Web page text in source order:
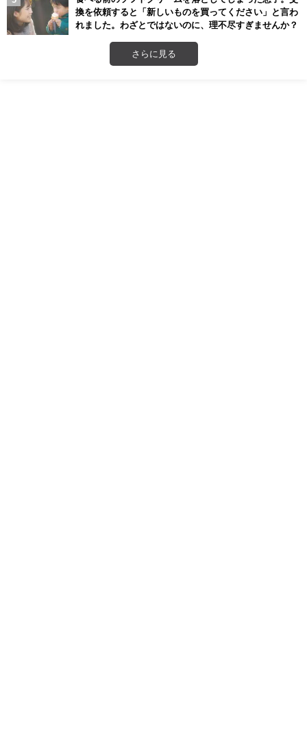
換を依頼すると「新しいものを買ってください」と言わ
れました。わざとではないのに、理不尽すぎませんか？
さらに見る